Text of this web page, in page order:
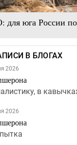
для юга России
В БЛОГАХ
2026
в
2026